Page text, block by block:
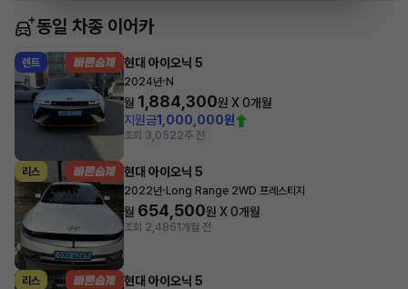
동일 차종 이어카
렌트 현대 아이오닉 5
2024년· N
월 1,884,300원 X0개월
지원금1,000,000원
조회 3,0522주 전
리스 현대 아이오닉 5
2022년· Long Range 2WD 프레스티지
월 654,500원 X0개월
조회 2,4861개월 전
리스 현대 아이오닉 5